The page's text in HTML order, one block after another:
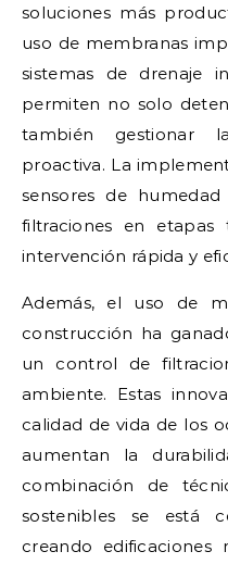
soluciones más
uso de membranas
sistemas de drenaje
permiten no solo
también gestionar
proactiva. La
sensores de
filtraciones en etapas
intervención rápida y
Además, el uso de
construcción ha
un control de
ambiente. Estas
calidad de vida de los
aumentan la
combinación de
sostenibles se está
creando edificaciones